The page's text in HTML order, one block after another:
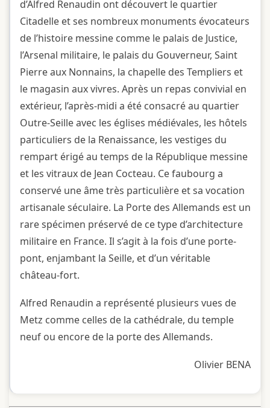
d’Alfred Renaudin ont découvert le quartier
Citadelle et ses nombreux monuments évocateurs
de l’histoire messine comme le palais de Justice,
l’Arsenal militaire, le palais du Gouverneur, Saint
Pierre aux Nonnains, la chapelle des Templiers et
le magasin aux vivres. Après un repas convivial en
extérieur, l’après-midi a été consacré au quartier
Outre-Seille avec les églises médiévales, les hôtels
particuliers de la Renaissance, les vestiges du
rempart érigé au temps de la République messine
et les vitraux de Jean Cocteau. Ce faubourg a
conservé une âme très particulière et sa vocation
artisanale séculaire. La Porte des Allemands est un
rare spécimen préservé de ce type d’architecture
militaire en France. Il s’agit à la fois d’une porte-
pont, enjambant la Seille, et d’un véritable
château-fort.
Alfred Renaudin a représenté plusieurs vues de
Metz comme celles de la cathédrale, du temple
neuf ou encore de la porte des Allemands.
Olivier BENA